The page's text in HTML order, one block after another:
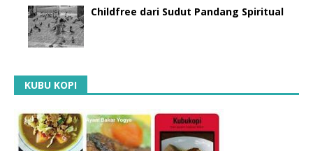
Childfree dari Sudut Pandang Spiritual
KUBU KOPI